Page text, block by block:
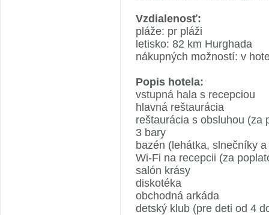
Vzdialenosť:
pláže: pr pláži
letisko: 82 km Hurghada
nákupných možností: v
Popis hotela:
vstupná hala s recepciou
hlavná reštaurácia
reštaurácia s obsluhou (za
3 bary
bazén (lehátka, slnečníky
Wi-Fi na recepcii (za
salón krásy
diskotéka
obchodná arkáda
detský klub (pre deti od 4